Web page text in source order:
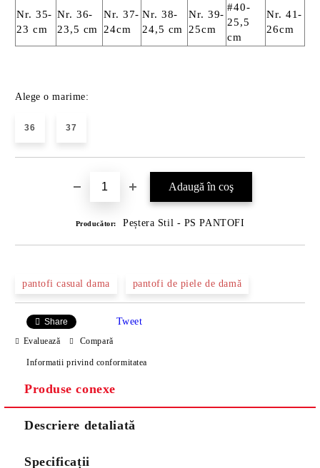
Nr. 35-
23 cm
Nr. 36-
23,5 cm
Nr. 37-
24cm
Nr. 38-
24,5 cm
Nr. 39-
25cm
#40-
25,5
cm
Nr. 41-
26cm
Alege o marime:
36 37
Producător: Peștera Stil - PS PANTOFI
pantofi casual dama pantofi de piele de damă
Share Tweet
Evaluează Compară
Informatii privind conformitatea
Produse conexe
Descriere detaliată
Specificații